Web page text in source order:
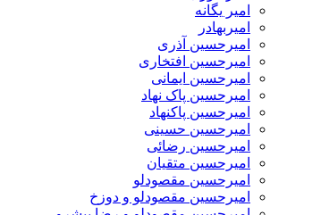
امیر یگانه
امیربهادر
امیرحسین آذری
امیرحسین افتخاری
امیرحسین ایمانی
امیرحسین پاک نهاد
امیرحسین پاکنهاد
امیرحسین حسینی
امیرحسین رضائی
امیرحسین متقیان
امیرحسین مقصودلو
امیرحسین مقصودلو و دوزخ